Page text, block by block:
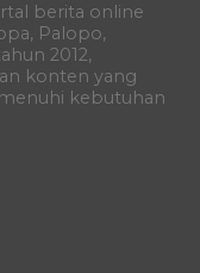
berita online
Palopo,
2012,
konten yang
kebutuhan